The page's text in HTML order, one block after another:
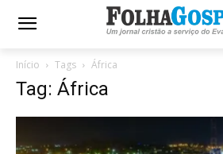
Início Tags África
Tag: África